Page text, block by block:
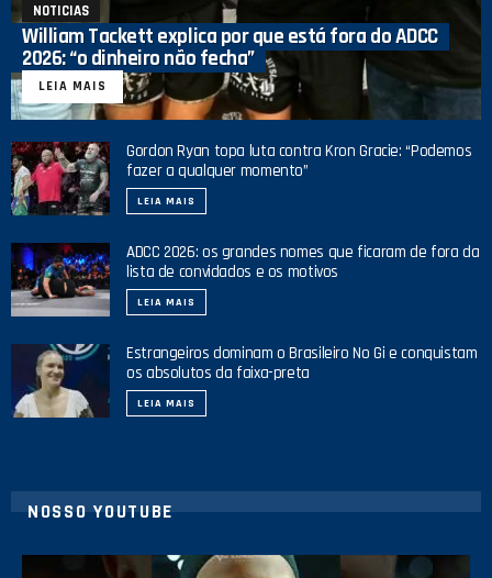
NOTICIAS
William Tackett explica por que está fora do ADCC
2026: “o dinheiro não fecha”
LEIA MAIS
Gordon Ryan topa luta contra Kron Gracie: “Podemos
fazer a qualquer momento”
LEIA MAIS
ADCC 2026: os grandes nomes que ficaram de fora da
lista de convidados e os motivos
LEIA MAIS
Estrangeiros dominam o Brasileiro No Gi e conquistam
os absolutos da faixa-preta
LEIA MAIS
NOSSO YOUTUBE